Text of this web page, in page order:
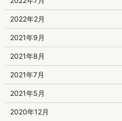
2022年2月
2021年9月
2021年8月
2021年7月
2021年5月
2020年12月